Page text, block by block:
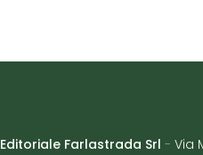
Editoriale Farlastrada Srl - Via